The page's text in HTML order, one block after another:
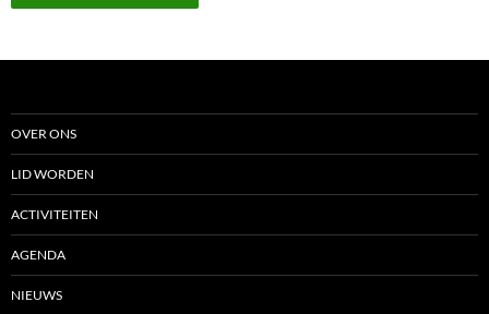
OVER ONS
LID WORDEN
ACTIVITEITEN
AGENDA
NIEUWS